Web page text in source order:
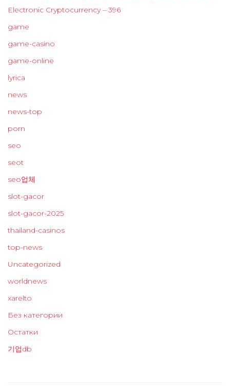
Electronic Cryptocurrency – 396
game
game-casino
game-online
lyrica
news
news-top
porn
seo
seot
seo업체
slot-gacor
slot-gacor-2025
thailand-casinos
top-news
Uncategorized
worldnews
xarelto
Без категории
Остатки
기업db